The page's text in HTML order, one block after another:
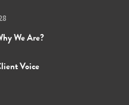
We Are?
Voice